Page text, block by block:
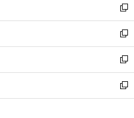
く
で
開
く
ド
ウ
で
開
く
ィ
ン
ド
ウ
で
開
く
い
ウ
ィ
ン
ド
ウ
で
開
新
し
い
ウ
ィ
ン
ド
ウ
新
し
い
ウ
ィ
ン
新
し
い
ウ
新
し